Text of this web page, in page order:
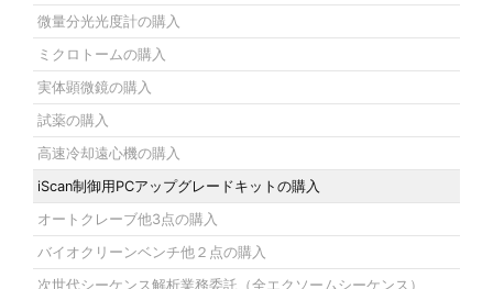
微量分光光度計の購入
ミクロトームの購入
実体顕微鏡の購入
試薬の購入
高速冷却遠心機の購入
iScan制御用PCアップグレードキットの購入
オートクレーブ他3点の購入
バイオクリーンベンチ他２点の購入
次世代シーケンス解析業務委託（全エクソームシーケンス）